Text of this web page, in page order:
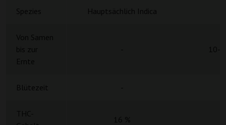
Spezies Hauptsächlich Indica
Blütezeit -